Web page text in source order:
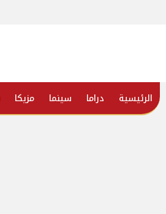
الرئيسية دراما سينما مزيكا